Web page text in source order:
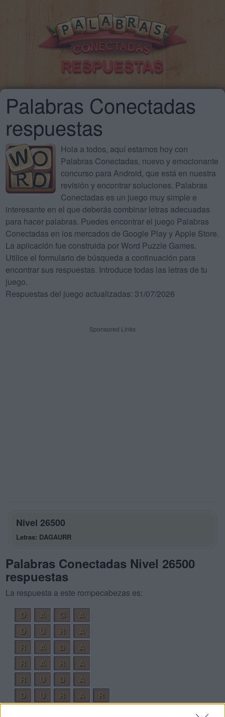
Palabras Conectadas
respuestas
Hola a todos, aquí estamos hoy con
Palabras Conectadas, nuevo y emocionante
concurso para Android, que está en nuestra
revisión y encontrar soluciones. Palabras
Conectadas es un juego muy simple e
interesante en el que deberás combinar letras adecuadas
para hacer palabras. Puedes encontrar el juego Palabras
Conectadas en los mercados de Google Play y Apple Store.
La aplicación fue construida por Word Puzzle Games.
Utilice el formulario de búsqueda a continuación para
encontrar sus respuestas. Introduce todas las letras de tu
juego.
Respuestas del juego actualizadas: 31/07/2026
Sponsored Links
Nivel 26500
Letras: DAGAURR
Palabras Conectadas Nivel 26500
respuestas
La respuesta a este rompecabezas es:
D
A G
A
D
U R
A
R
A D
A
R
A R
A
R
U D
A
D
U R A
R